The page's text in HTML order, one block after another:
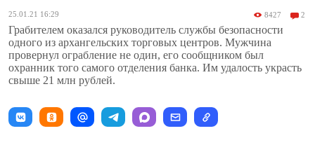
25.01.21 16:29 8427 2
Грабителем оказался руководитель службы безопасности
одного из архангельских торговых центров. Мужчина
провернул ограбление не один, его сообщником был
охранник того самого отделения банка. Им удалость украсть
свыше 21 млн рублей.